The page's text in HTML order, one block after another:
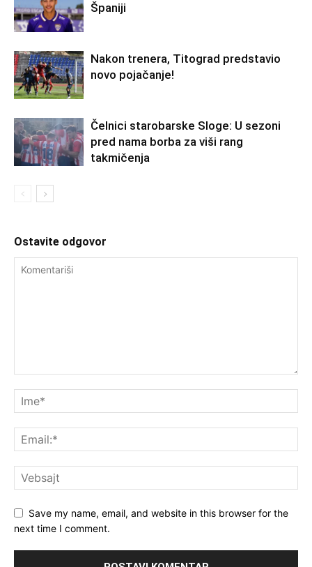
Španiji
Nakon trenera, Titograd predstavio
novo pojačanje!
Čelnici starobarske Sloge: U sezoni
pred nama borba za viši rang
takmičenja
Ostavite odgovor
Save my name, email, and website in this browser for the
next time I comment.